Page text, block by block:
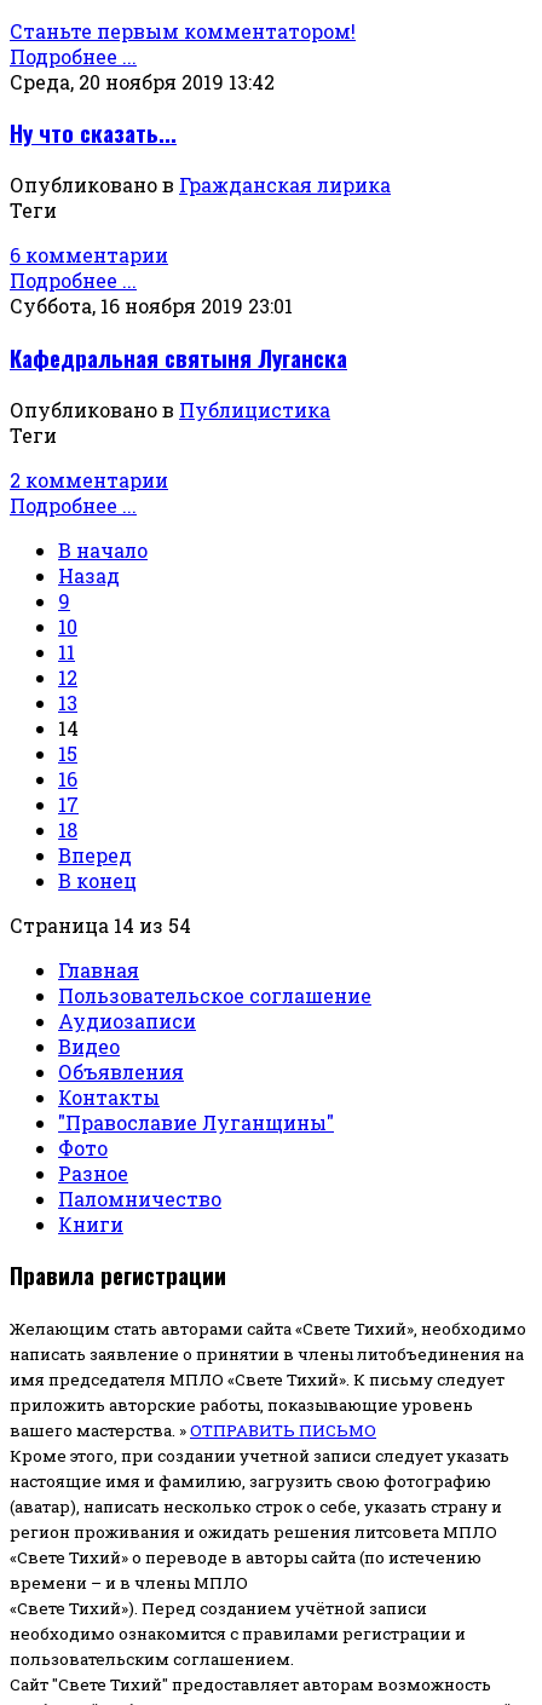
Станьте первым комментатором!
Подробнее ...
Среда, 20 ноября 2019 13:42
Ну что сказать...
Опубликовано в Гражданская лирика
Теги
6 комментарии
Подробнее ...
Суббота, 16 ноября 2019 23:01
Кафедральная святыня Луганска
Опубликовано в Публицистика
Теги
2 комментарии
Подробнее ...
В начало
Назад
9
10
11
12
13
14
15
16
17
18
Вперед
В конец
Страница 14 из 54
Главная
Пользовательское соглашение
Аудиозаписи
Видео
Объявления
Контакты
"Православие Луганщины"
Фото
Разное
Паломничество
Книги
Правила регистрации
Желающим стать авторами сайта «Свете Тихий», необходимо
написать заявление о принятии в члены литобъединения на
имя председателя МПЛО «Свете Тихий». К письму следует
приложить авторские работы, показывающие уровень
вашего мастерства. »ОТПРАВИТЬ ПИСЬМО
Кроме этого, при создании учетной записи следует указать
настоящие имя и фамилию, загрузить свою фотографию
(аватар), написать несколько строк о себе, указать страну и
регион проживания и ожидать решения литсовета МПЛО
«Свете Тихий» о переводе в авторы сайта (по истечению
времени – и в члены МПЛО
«Свете Тихий»). Перед созданием учётной записи
необходимо ознакомится с правилами регистрации и
пользовательским соглашением.
Сайт "Свете Тихий" предоставляет авторам возможность